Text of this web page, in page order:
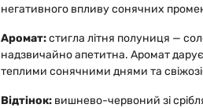
негативного впливу сонячних
Аромат:стигла літня полуниця —
надзвичайно апетитна. Аромат дарує
теплими сонячними днями та
Відтінок:вишнево-червоний зі